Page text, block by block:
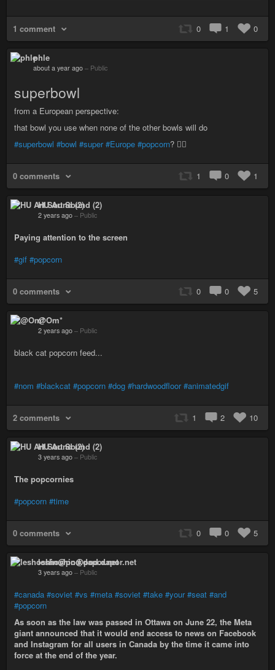
1 comment 0 1 0
phle
about a year ago – Public
superbowl
from a European perspective:
that bowl you use when none of the other bowls will do
#superbowl #bowl #super #Europe #popcorn? 🤷‍♀️
0 comments 1 0 1
HU Art Sound (2)
2 years ago – Public
Paying attention to the screen
#gif #popcorn
0 comments 0 0 5
@Om*
2 years ago – Public
black cat popcorn feed...
#nom #blackcat #popcorn #dog #hardwoodfloor #animatedgif
2 comments 1 2 10
HU Art Sound (2)
3 years ago – Public
The popcornies
#popcorn #time
0 comments 0 0 5
leshoshin@pod.dapor.net
3 years ago – Public
#canada #soviet #vs #meta #soviet #take #your #seat #and
#popcorn
As soon as the law was passed in Ottawa on June 22, the Meta
giant announced that it would end access to news on Facebook
and Instagram for all users in Canada by the time it came into
force at the end of the year.